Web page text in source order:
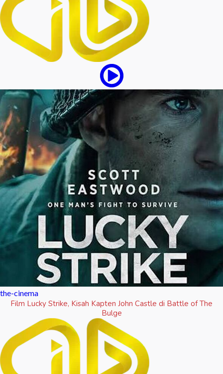
the-cinema
Film Lucky Strike, Kisah Kapten John Castle di Battle of The
Bulge